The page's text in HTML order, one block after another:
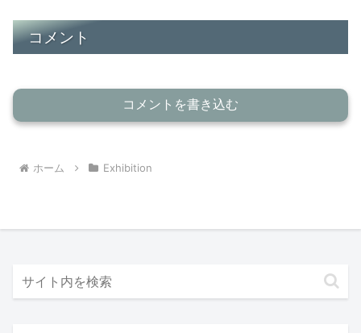
コメント
コメントを書き込む
ホーム Exhibition